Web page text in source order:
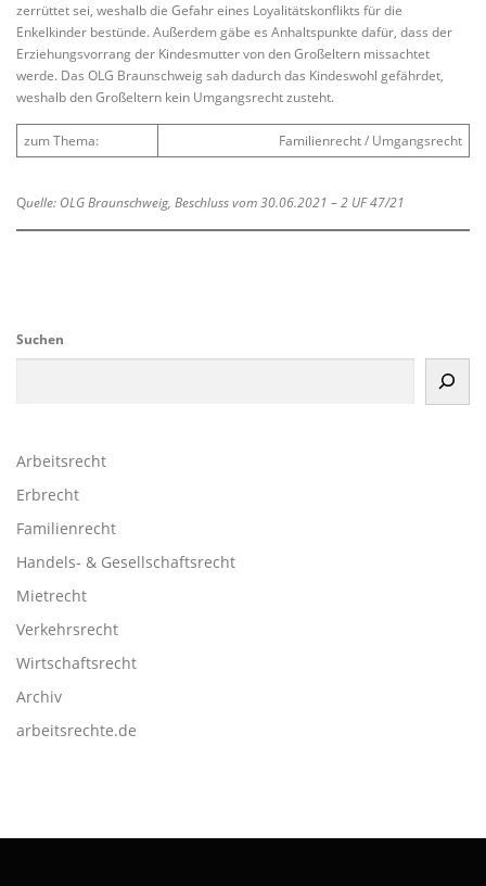
zerrüttet sei, weshalb die Gefahr eines Loyalitätskonflikts für die
Enkelkinder bestünde. Außerdem gäbe es Anhaltspunkte dafür, dass der
Erziehungsvorrang der Kindesmutter von den Großeltern missachtet
werde. Das OLG Braunschweig sah dadurch das Kindeswohl gefährdet,
weshalb den Großeltern kein Umgangsrecht zusteht.
zum Thema: Familienrecht / Umgangsrecht
Quelle: OLG Braunschweig, Beschluss vom 30.06.2021 – 2 UF 47/21
Suchen
Arbeitsrecht
Erbrecht
Familienrecht
Handels- & Gesellschaftsrecht
Mietrecht
Verkehrsrecht
Wirtschaftsrecht
Archiv
arbeitsrechte.de